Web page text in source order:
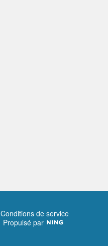
Conditions de service
Propulsé par